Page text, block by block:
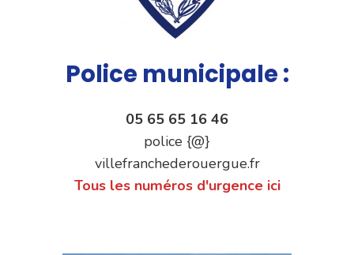
Police municipale :
05 65 65 16 46
police {@}
villefranchederouergue.fr
Tous les numéros d'urgence ici